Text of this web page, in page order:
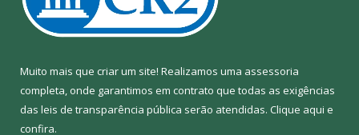
Muito mais que criar um site! Realizamos uma assessoria
completa, onde garantimos em contrato que todas as exigências
das leis de transparência pública serão atendidas. Clique aqui e
confira.